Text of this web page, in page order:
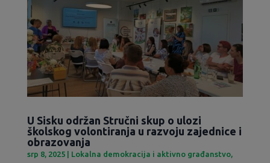
U Sisku održan Stručni skup o ulozi
školskog volontiranja u razvoju zajednice i
obrazovanja
srp 8, 2025| Lokalna demokracija i aktivno građanstvo,